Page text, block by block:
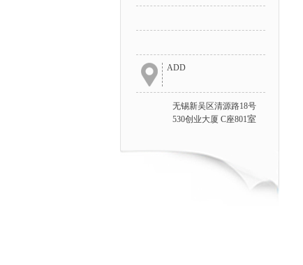
ADD
无锡新吴区清源路18号
530创业大厦 C座801室